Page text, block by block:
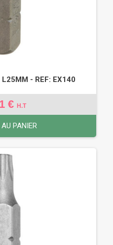
- REF: EX140
€ H.T
PANIER